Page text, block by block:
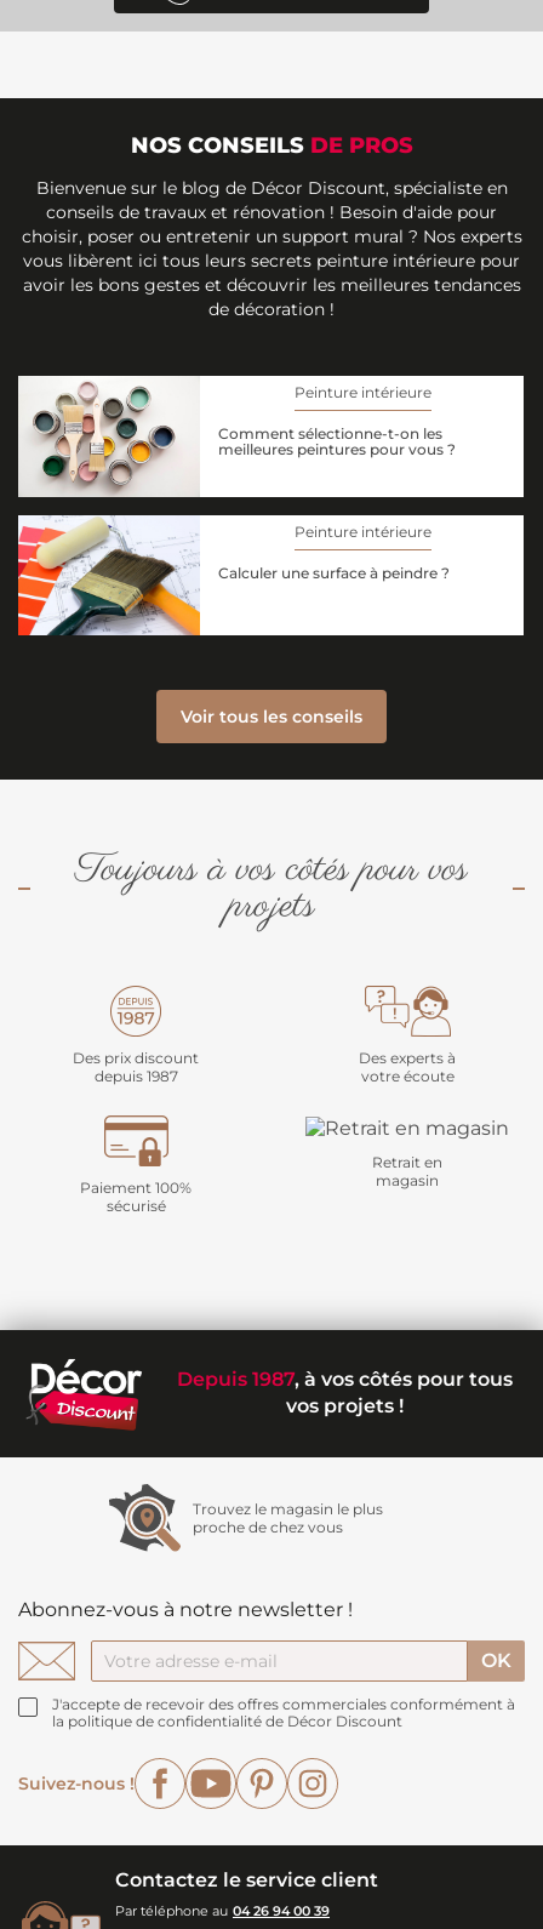
NOS CONSEILS DE PROS
Bienvenue sur le blog de Décor Discount, spécialiste en
conseils de travaux et rénovation ! Besoin d'aide pour
choisir, poser ou entretenir un support mural ? Nos experts
vous libèrent ici tous leurs secrets peinture intérieure pour
avoir les bons gestes et découvrir les meilleures tendances
de décoration !
Peinture intérieure
Comment sélectionne-t-on les
meilleures peintures pour vous ?
Peinture intérieure
Calculer une surface à peindre ?
Voir tous les conseils
Toujours à vos côtés pour vos
projets
Des prix discount
depuis 1987
Des experts à
votre écoute
Paiement 100%
sécurisé
Retrait en
magasin
Depuis 1987, à vos côtés pour tous
vos projets !
Trouvez le magasin le plus
proche de chez vous
Abonnez-vous à notre newsletter !
J'accepte de recevoir des offres commerciales conformément à
la politique de confidentialité de Décor Discount
Suivez-nous !
FacebookYouTubePinterest
Contactez le service client
Par téléphone au 04 26 94 00 39